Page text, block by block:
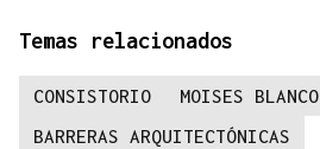
Temas relacionados
CONSISTORIO
MOISES BLANCO
BARRERAS ARQUITECTÓNICAS